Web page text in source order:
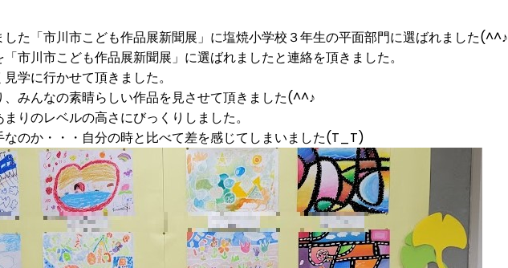
た「市川市こども作品展新聞展」に塩焼小学校３年生の平面部門に選ばれました(^^♪
市川市こども作品展新聞展」に選ばれましたと連絡を頂きました。
学に行かせて頂きました。
みんなの素晴らしい作品を見させて頂きました(^^♪
りのレベルの高さにびっくりしました。
のか・・・自分の時と比べて差を感じてしまいました(T_T)